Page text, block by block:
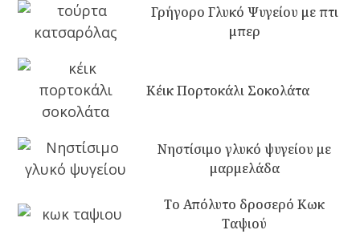
Γρήγορο Γλυκό Ψυγείου με πτι
μπερ
Κέικ Πορτοκάλι Σοκολάτα
Νηστίσιμο γλυκό ψυγείου με
μαρμελάδα
Το Απόλυτο δροσερό Κωκ
Ταψιού